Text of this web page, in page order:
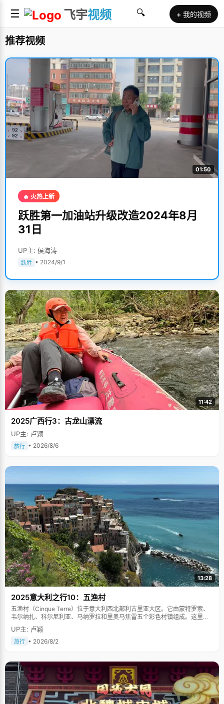
☰ 飞宇视频 🔍 + 我的视频
推荐视频
01:50
🔥 火热上新
跃胜第一加油站升级改造2024年8月
31日
UP主: 侯海涛
跃胜 • 2024/9/1
11:42
2025广西行3：古龙山漂流
UP主: 卢颖
旅行 • 2026/8/6
13:28
2025意大利之行10：五渔村
五渔村（Cinque Terre）位于意大利西北部利古里亚大区。它由蒙特罗索、
韦尔纳扎、科尔尼利亚、马纳罗拉和里奥马焦雷五个彩色村镇组成。这里依
山傍海，房屋色彩斑斓，1997年被列为世界文化遗产。
UP主: 卢颖
旅行 • 2026/8/2